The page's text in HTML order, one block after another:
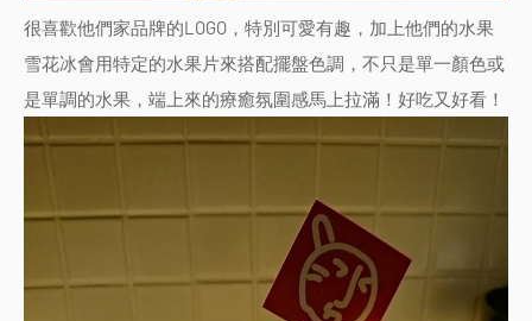
很喜歡他們家品牌的LOGO，特別可愛有趣，加上他們的水果
雪花冰會用特定的水果片來搭配擺盤色調，不只是單一顏色或
是單調的水果，端上來的療癒氛圍感馬上拉滿！好吃又好看！